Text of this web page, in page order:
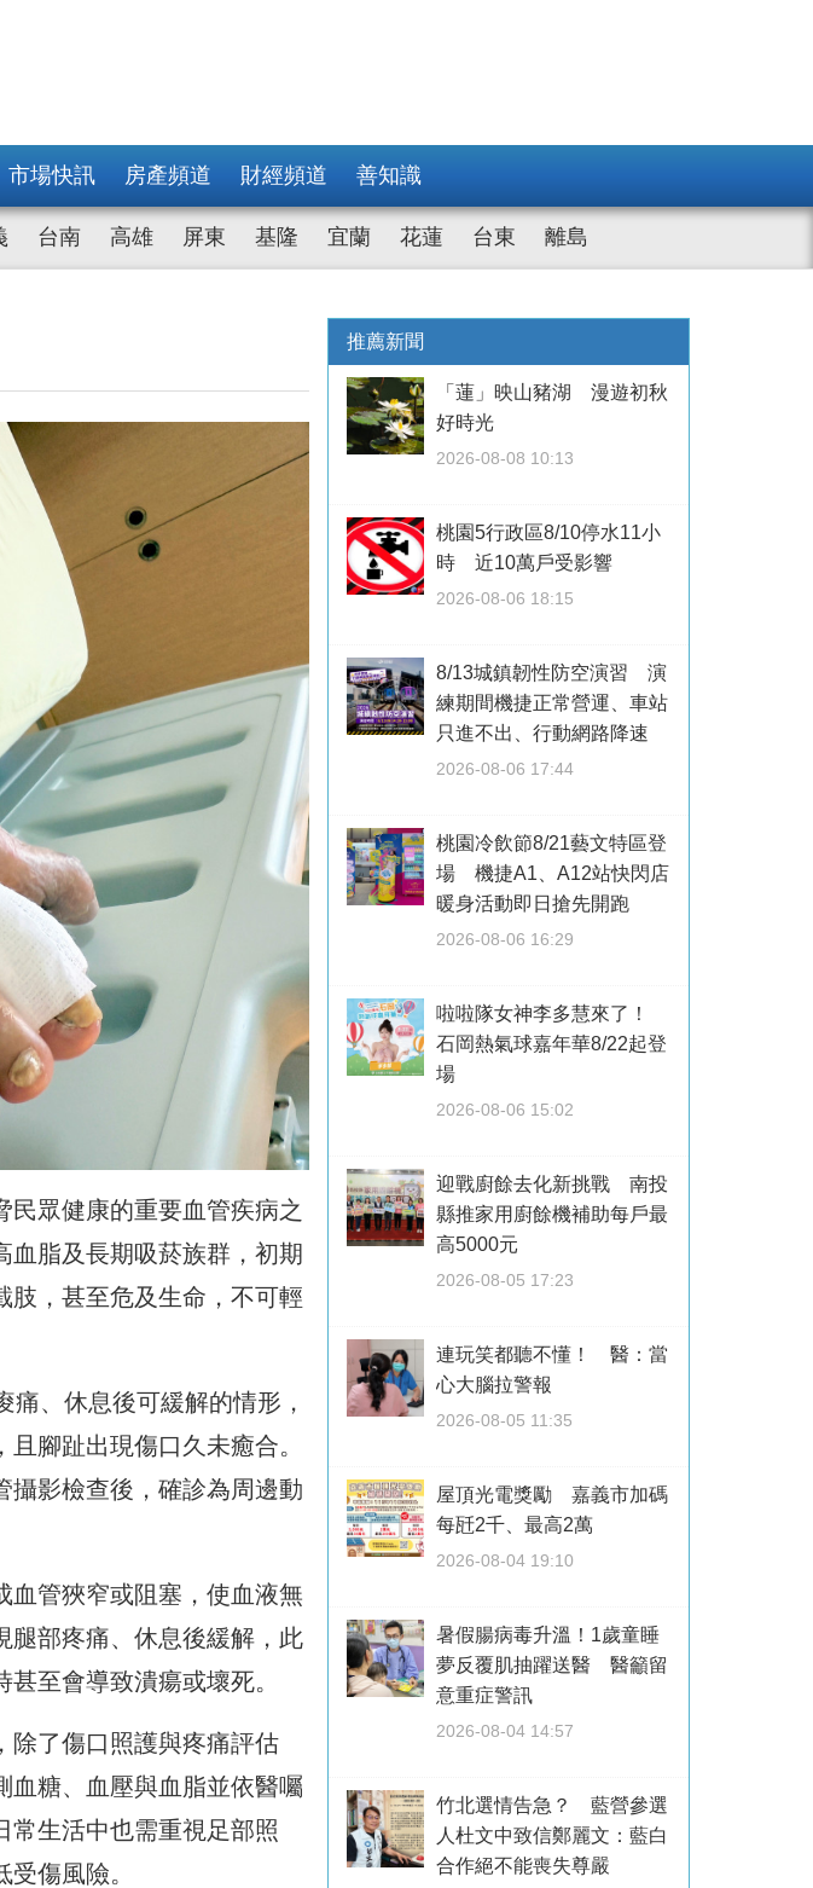
市場快訊 房產頻道 財經頻道 善知識
台南 高雄 屏東 基隆 宜蘭 花蓮 台東 離島
民眾健康的重要血管疾病之
脂及長期吸菸族群，初期
肢，甚至危及生命，不可輕
、休息後可緩解的情形，
腳趾出現傷口久未癒合。
攝影檢查後，確診為周邊動
血管狹窄或阻塞，使血液無
腿部疼痛、休息後緩解，此
至會導致潰瘍或壞死。
除了傷口照護與疼痛評估
血糖、血壓與血脂並依醫囑
常生活中也需重視足部照
傷風險。
推薦新聞
「蓮」映山豬湖 漫遊初秋
好時光
2026-08-08 10:13
桃園5行政區8/10停水11小
時 近10萬戶受影響
2026-08-06 18:15
8/13城鎮韌性防空演習 演
練期間機捷正常營運、車站
只進不出、行動網路降速
2026-08-06 17:44
桃園冷飲節8/21藝文特區登
場 機捷A1、A12站快閃店
暖身活動即日搶先開跑
2026-08-06 16:29
啦啦隊女神李多慧來了！
石岡熱氣球嘉年華8/22起登
場
2026-08-06 15:02
迎戰廚餘去化新挑戰 南投
縣推家用廚餘機補助每戶最
高5000元
2026-08-05 17:23
連玩笑都聽不懂！ 醫：當
心大腦拉警報
2026-08-05 11:35
屋頂光電獎勵 嘉義市加碼
每瓩2千、最高2萬
2026-08-04 19:10
暑假腸病毒升溫！1歲童睡
夢反覆肌抽躍送醫 醫籲留
意重症警訊
2026-08-04 14:57
竹北選情告急？ 藍營參選
人杜文中致信鄭麗文：藍白
合作絕不能喪失尊嚴